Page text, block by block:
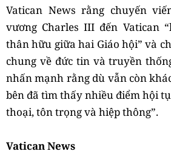
Vatican News rằng chuyến
vương Charles III đến Vatican
thân hữu giữa hai Giáo hội” và
chung về đức tin và truyền
nhấn mạnh rằng dù vẫn còn
bên đã tìm thấy nhiều điểm hội
thoại, tôn trọng và hiệp thông”.
Vatican News